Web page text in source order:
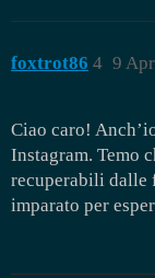
foxtrot86 9
4
Ciao caro!
Instagram. Temo
recuperabili dalle
imparato per